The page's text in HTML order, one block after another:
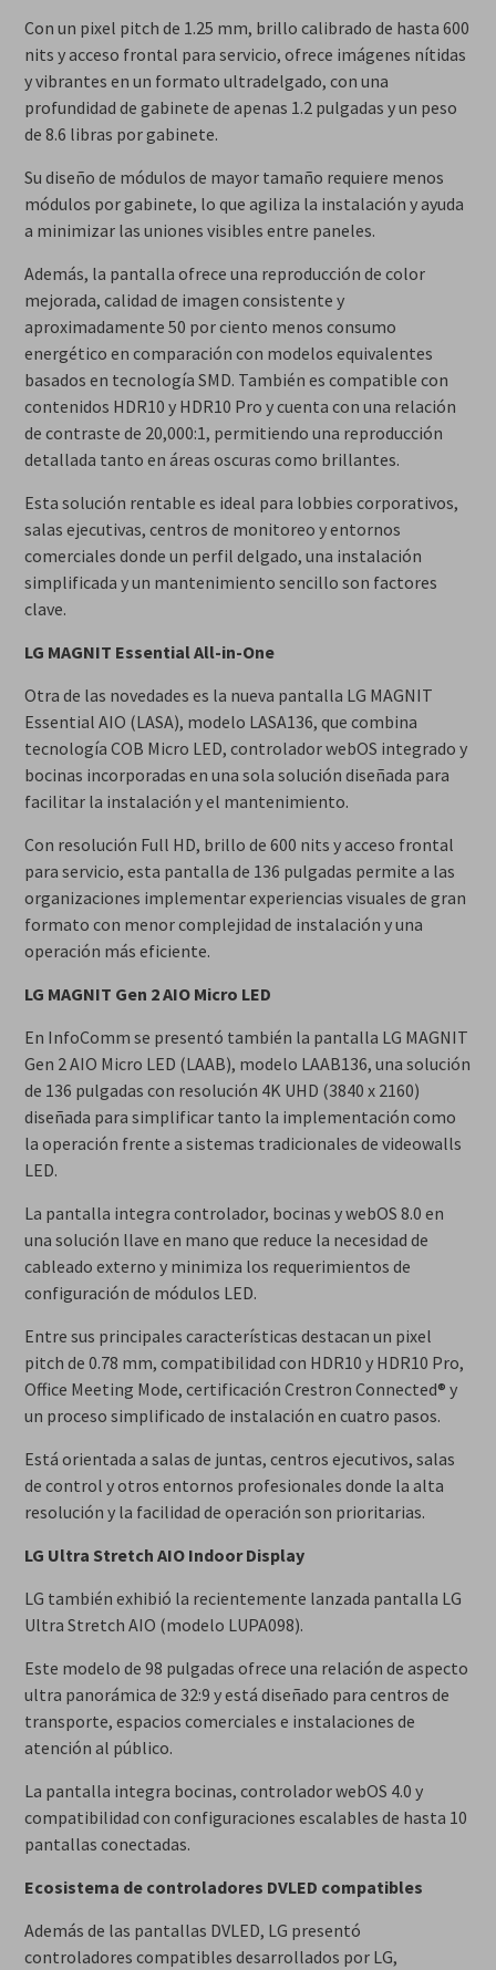
Con un pixel pitch de 1.25 mm, brillo calibrado de hasta 600
nits y acceso frontal para servicio, ofrece imágenes nítidas
y vibrantes en un formato ultradelgado, con una
profundidad de gabinete de apenas 1.2 pulgadas y un peso
de 8.6 libras por gabinete.
Su diseño de módulos de mayor tamaño requiere menos
módulos por gabinete, lo que agiliza la instalación y ayuda
a minimizar las uniones visibles entre paneles.
Además, la pantalla ofrece una reproducción de color
mejorada, calidad de imagen consistente y
aproximadamente 50 por ciento menos consumo
energético en comparación con modelos equivalentes
basados en tecnología SMD. También es compatible con
contenidos HDR10 y HDR10 Pro y cuenta con una relación
de contraste de 20,000:1, permitiendo una reproducción
detallada tanto en áreas oscuras como brillantes.
Esta solución rentable es ideal para lobbies corporativos,
salas ejecutivas, centros de monitoreo y entornos
comerciales donde un perfil delgado, una instalación
simplificada y un mantenimiento sencillo son factores
clave.
LG MAGNIT Essential All-in-One
Otra de las novedades es la nueva pantalla LG MAGNIT
Essential AIO (LASA), modelo LASA136, que combina
tecnología COB Micro LED, controlador webOS integrado y
bocinas incorporadas en una sola solución diseñada para
facilitar la instalación y el mantenimiento.
Con resolución Full HD, brillo de 600 nits y acceso frontal
para servicio, esta pantalla de 136 pulgadas permite a las
organizaciones implementar experiencias visuales de gran
formato con menor complejidad de instalación y una
operación más eficiente.
LG MAGNIT Gen 2 AIO Micro LED
En InfoComm se presentó también la pantalla LG MAGNIT
Gen 2 AIO Micro LED (LAAB), modelo LAAB136, una solución
de 136 pulgadas con resolución 4K UHD (3840 x 2160)
diseñada para simplificar tanto la implementación como
la operación frente a sistemas tradicionales de videowalls
LED.
La pantalla integra controlador, bocinas y webOS 8.0 en
una solución llave en mano que reduce la necesidad de
cableado externo y minimiza los requerimientos de
configuración de módulos LED.
Entre sus principales características destacan un pixel
pitch de 0.78 mm, compatibilidad con HDR10 y HDR10 Pro,
Office Meeting Mode, certificación Crestron Connected® y
un proceso simplificado de instalación en cuatro pasos.
Está orientada a salas de juntas, centros ejecutivos, salas
de control y otros entornos profesionales donde la alta
resolución y la facilidad de operación son prioritarias.
LG Ultra Stretch AIO Indoor Display
LG también exhibió la recientemente lanzada pantalla LG
Ultra Stretch AIO (modelo LUPA098).
Este modelo de 98 pulgadas ofrece una relación de aspecto
ultra panorámica de 32:9 y está diseñado para centros de
transporte, espacios comerciales e instalaciones de
atención al público.
La pantalla integra bocinas, controlador webOS 4.0 y
compatibilidad con configuraciones escalables de hasta 10
pantallas conectadas.
Ecosistema de controladores DVLED compatibles
Además de las pantallas DVLED, LG presentó
controladores compatibles desarrollados por LG,